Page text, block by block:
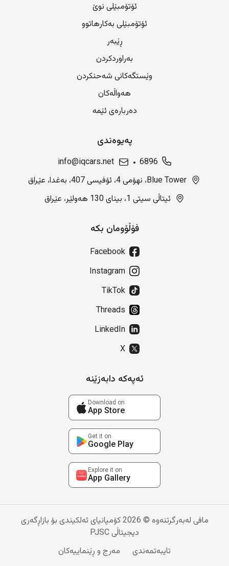
ئۆتۆمبێلی نوێ
ئۆتۆمبێلی بەکارهاتوو
ڕێبەر
بەراوردکردن
وێستگەکانی شەحنکردن
هەواڵەکان
دەربارەی ئێمە
پەیوەندی
6896
info@iqcars.net
Blue Tower، نهۆمی 4، ئۆفیسی 407، بەغدا، عێراق
ئیتاڵی سیتی 1، بینای 130 هەولێر، عێراق
فۆڵۆومان بکە
Facebook
Instagram
TikTok
Threads
LinkedIn
X
ئەپەکە دابەزێنە
Download on
App Store
Get it on
Google Play
Explore it on
App Gallery
مافی لەبەرگرتنەوە © 2026 کۆمپانیای ئەلکیندی بۆ بازاڕگەری
دیجیتاڵی PJSC
تایبەتمەندی
مەرج و ڕێنماییەکان